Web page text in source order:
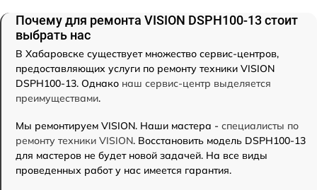
Почему для ремонта VISION DSPH100-13 стоит
выбрать нас
В Хабаровске существует множество сервис-центров,
предоставляющих услуги по ремонту техники VISION
DSPH100-13. Однако наш сервис-центр выделяется
преимуществами.
Мы ремонтируем VISION. Наши мастера - специалисты по
ремонту техники VISION. Восстановить модель DSPH100-13
для мастеров не будет новой задачей. На все виды
проведенных работ у нас имеется гарантия.